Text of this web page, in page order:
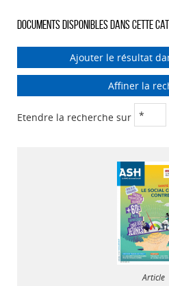
Documents disponibles dans cette
Ajouter le résultat
Affiner la
Etendre la recherche sur
Article